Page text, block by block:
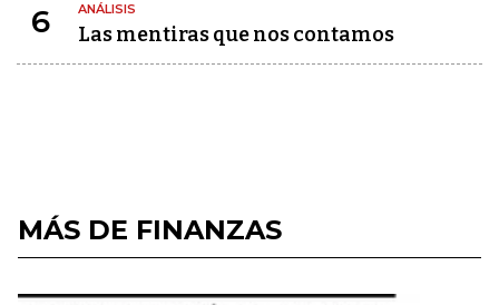
6 ANÁLISIS
Las mentiras que nos contamos
MÁS DE FINANZAS